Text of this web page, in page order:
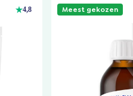
4,8 Meest gekozen